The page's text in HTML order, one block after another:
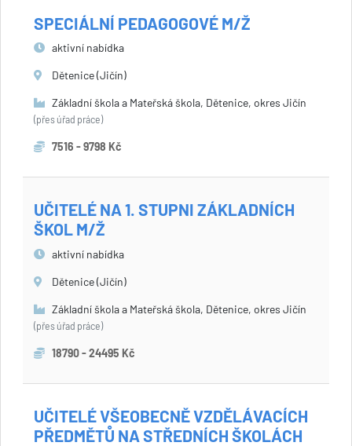
SPECIÁLNÍ PEDAGOGOVÉ M/Ž
aktivní nabídka
Dětenice (Jičín)
Základní škola a Mateřská škola, Dětenice, okres Jičín
(přes úřad práce)
7516 - 9798 Kč
UČITELÉ NA 1. STUPNI ZÁKLADNÍCH
ŠKOL M/Ž
aktivní nabídka
Dětenice (Jičín)
Základní škola a Mateřská škola, Dětenice, okres Jičín
(přes úřad práce)
18790 - 24495 Kč
UČITELÉ VŠEOBECNĚ VZDĚLÁVACÍCH
PŘEDMĚTŮ NA STŘEDNÍCH ŠKOLÁCH